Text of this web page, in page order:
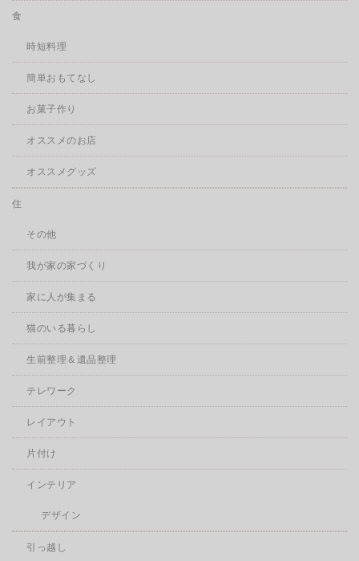
食
時短料理
簡単おもてなし
お菓子作り
オススメのお店
オススメグッズ
住
その他
我が家の家づくり
家に人が集まる
猫のいる暮らし
生前整理＆遺品整理
テレワーク
レイアウト
片付け
インテリア
デザイン
引っ越し